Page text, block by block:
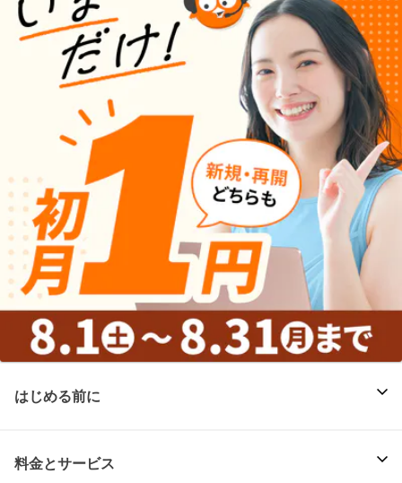
はじめる前に
料金とサービス